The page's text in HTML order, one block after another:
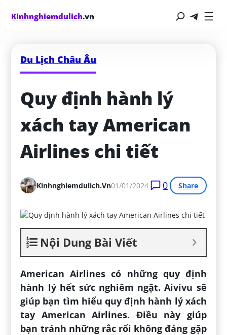
Kinhnghiemdulich.vn
Du Lịch Châu Âu
Quy định hành lý
xách tay American
Airlines chi tiết
Kinhnghiemdulich.vn01/01/2024 0 Share
Nội Dung Bài Viết
American Airlines có những quy định
hành lý hết sức nghiêm ngặt. Aivivu sẽ
giúp bạn tìm hiểu quy định hành lý xách
tay American Airlines. Điều này giúp
bạn tránh những rắc rối không đáng gặp